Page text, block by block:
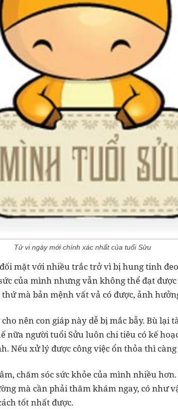
Tử vi ngày mới chính xác nhất của tuổi Sửu
mặt với nhiều trắc trở vì bị hung tinh
của mình nhưng vẫn không thể đạt
mà bản mệnh vất vả có được, ảnh
nên con giáp này dễ bị mắc bẫy. Bù lại
nữa người tuổi Sửu luôn chi tiêu có kế
Nếu xử lý được công việc ổn thỏa thì
chăm sóc sức khỏe của mình nhiều
mà cần phải thăm khám ngay, có như
tốt nhất được.